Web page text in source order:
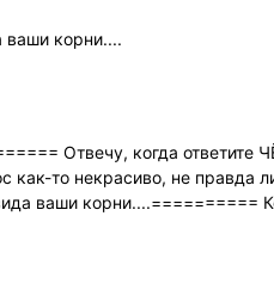
ваши корни....
Отвечу, когда
как-то некрасиво, не правда
ваши корни....==========